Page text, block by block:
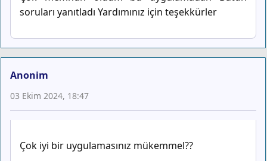
soruları yanıtladı Yardımınız için teşekkürler
Anonim
03 Ekim 2024, 18:47
Çok iyi bir uygulamasınız mükemmel??